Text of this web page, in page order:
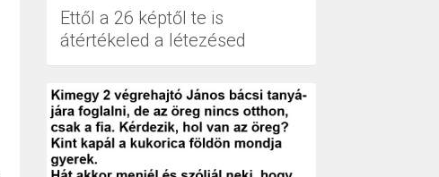
Ettől a 26 képtől te is
átértékeled a létezésed